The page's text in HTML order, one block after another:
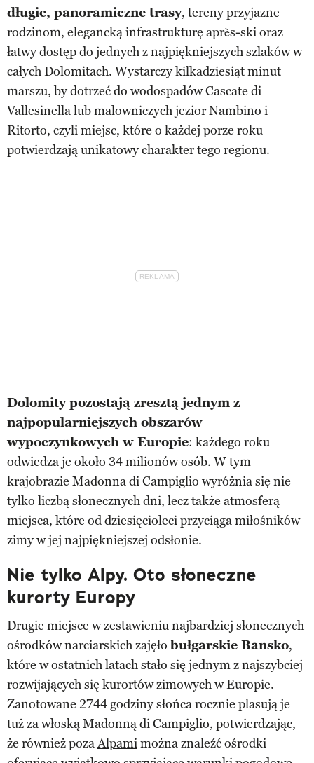
długie, panoramiczne trasy, tereny przyjazne
rodzinom, elegancką infrastrukturę après-ski oraz
łatwy dostęp do jednych z najpiękniejszych szlaków w
całych Dolomitach. Wystarczy kilkadziesiąt minut
marszu, by dotrzeć do wodospadów Cascate di
Vallesinella lub malowniczych jezior Nambino i
Ritorto, czyli miejsc, które o każdej porze roku
potwierdzają unikatowy charakter tego regionu.
Dolomity pozostają zresztą jednym z
najpopularniejszych obszarów
wypoczynkowych w Europie: każdego roku
odwiedza je około 34 milionów osób. W tym
krajobrazie Madonna di Campiglio wyróżnia się nie
tylko liczbą słonecznych dni, lecz także atmosferą
miejsca, które od dziesięcioleci przyciąga miłośników
zimy w jej najpiękniejszej odsłonie.
Nie tylko Alpy. Oto słoneczne
kurorty Europy
Drugie miejsce w zestawieniu najbardziej słonecznych
ośrodków narciarskich zajęłobułgarskie Bansko,
które w ostatnich latach stało się jednym z najszybciej
rozwijających się kurortów zimowych w Europie.
Zanotowane 2744 godziny słońca rocznie plasują je
tuż za włoską Madonną di Campiglio, potwierdzając,
że również pozaAlpamimożna znaleźć ośrodki